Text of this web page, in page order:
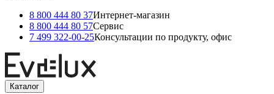
8 800 444 80 37Интернет-магазин
8 800 444 80 57Сервис
7 499 322-00-25Консультации по продукту, офис
Каталог